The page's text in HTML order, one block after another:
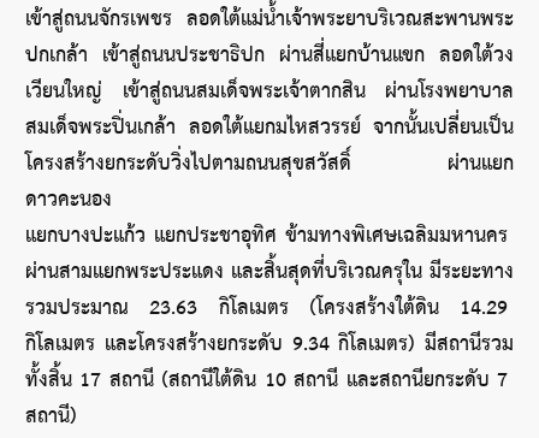
เข้าสู่ถนนจักรเพชร ลอดใต้แม่น้ำเจ้าพระยาบริเวณสะพานพระ
ปกเกล้า เข้าสู่ถนนประชาธิปก ผ่านสี่แยกบ้านแขก ลอดใต้วง
เวียนใหญ่ เข้าสู่ถนนสมเด็จพระเจ้าตากสิน ผ่านโรงพยาบาล
สมเด็จพระปิ่นเกล้า ลอดใต้แยกมไหสวรรย์ จากนั้นเปลี่ยนเป็น
โครงสร้างยกระดับวิ่งไปตามถนนสุขสวัสดิ์ ผ่านแยก
ดาวคะนอง
แยกบางปะแก้ว แยกประชาอุทิศ ข้ามทางพิเศษเฉลิมมหานคร
ผ่านสามแยกพระประแดง และสิ้นสุดที่บริเวณครุใน มีระยะทาง
รวมประมาณ 23.63 กิโลเมตร (โครงสร้างใต้ดิน 14.29
กิโลเมตร และโครงสร้างยกระดับ 9.34 กิโลเมตร) มีสถานีรวม
ทั้งสิ้น 17 สถานี (สถานีใต้ดิน 10 สถานี และสถานียกระดับ 7
สถานี)